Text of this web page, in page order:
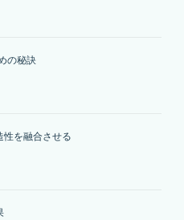
の秘訣
を融合させる